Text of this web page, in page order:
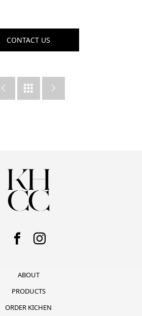
CONTACT US
  
ABOUT
PRODUCTS
ORDER KICHEN